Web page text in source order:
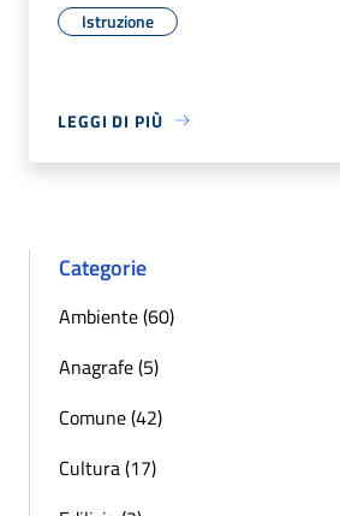
Istruzione
LEGGI DI PIÙ
Categorie
Ambiente (60)
Anagrafe (5)
Comune (42)
Cultura (17)